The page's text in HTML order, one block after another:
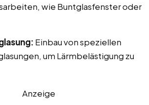
wie Buntglasfenster oder
Einbau von speziellen
um Lärmbelästigung zu
Anzeige